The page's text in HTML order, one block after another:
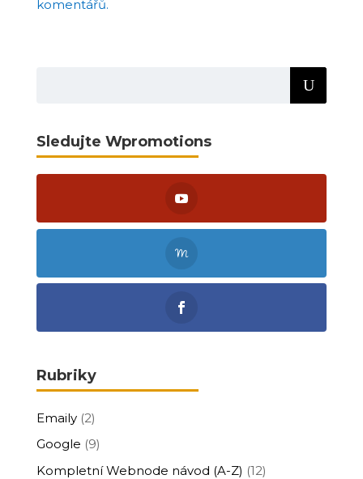
komentářů.
Sledujte Wpromotions
Rubriky
Emaily(2)
Google (9)
Kompletní Webnode návod (A-Z) (12)